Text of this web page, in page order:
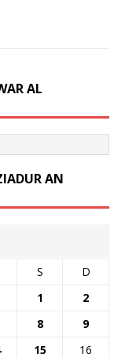
AL
AN
S
D
1
2
8
9
15
16